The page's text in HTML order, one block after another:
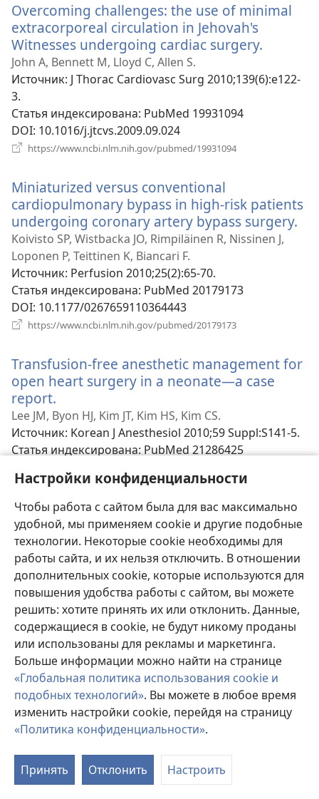
Настройки конфиденциальности
Чтобы работа с сайтом была для вас максимально
удобной, мы применяем cookie и другие подобные
технологии. Некоторые cookie необходимы для
работы сайта, и их нельзя отключить. В отношении
дополнительных cookie, которые используются для
повышения удобства работы с сайтом, вы можете
решить: хотите принять их или отклонить. Данные,
содержащиеся в cookie, не будут никому проданы
или использованы для рекламы и маркетинга.
Больше информации можно найти на странице
«Глобальная политика использования cookie и
подобных технологий». Вы можете в любое время
изменить настройки cookie, перейдя на страницу
«Политика конфиденциальности».
Принять Отклонить Настроить
окне)
Overcoming challenges: the use of minimal
extracorporeal circulation in Jehovah's
Witnesses undergoing cardiac surgery.
новом
John A, Bennett M, Lloyd C, Allen S.
Источник‎: J Thorac Cardiovasc Surg 2010;139(6):e122-
3.
Статья индексирована‎: PubMed 19931094
DOI‎: 10.1016/j.jtcvs.2009.09.024
https://www.ncbi.nlm.nih.gov/pubmed/19931094
Miniaturized versus conventional
cardiopulmonary bypass in high-risk patients
undergoing coronary artery bypass surgery.
Koivisto SP, Wistbacka JO, Rimpiläinen R, Nissinen J,
Loponen P, Teittinen K, Biancari F.
Источник‎: Perfusion 2010;25(2):65-70.
Статья индексирована‎: PubMed 20179173
DOI‎: 10.1177/0267659110364443
https://www.ncbi.nlm.nih.gov/pubmed/20179173
окне)
Transfusion-free anesthetic management for
open heart surgery in a neonate—a case
report.
в
новом
окне)
Lee JM, Byon HJ, Kim JT, Kim HS, Kim CS.
Источник‎: Korean J Anesthesiol 2010;59 Suppl:S141-5.
Статья индексирована‎: PubMed 21286425
https://www.ncbi.nlm.nih.gov/pubmed/21286425(открывается
новом
окне)
Beneficial effects of using a minimal
extracorporeal circulation system during
coronary artery bypass grafting.(открывается
в
новом
окне)
Liu Y, Tao L, Wang X, Cui H, Chen X, Ji B.
Источник‎: Perfusion 2012;27(1):83-9.
Статья индексирована‎: PubMed 21987667
DOI‎: 10.1177/0267659111424636
https://www.ncbi.nlm.nih.gov/pubmed/21987667(открывается
новом
окне)
Perfusion approaches to blood conservation.
McKay C.
Источник‎: Semin Cardiothorac Vasc Anesth
2007;11(4):252-5.
Статья индексирована‎: PubMed 18270187
DOI‎: 10.1177/1089253207311158
https://www.ncbi.nlm.nih.gov/pubmed/18270187